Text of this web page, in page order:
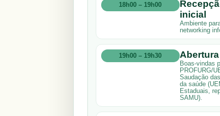
18h00 – 19h00
inicial
Ambiente
networking
19h00 – 19h30
Boas-vindas
PROFURG/
Saudação
da saúde
Estaduais,
SAMU).